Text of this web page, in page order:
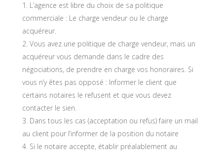
L’agence est libre du choix de sa politique
commerciale : Le charge vendeur ou le charge
acquéreur.
Vous avez une politique de charge vendeur, mais un
acquéreur vous demande dans le cadre des
négociations, de prendre en charge vos honoraires. Si
vous n’y êtes pas opposé : Informer le client que
certains notaires le refusent et que vous devez
contacter le sien.
Dans tous les cas (acceptation ou refus) faire un mail
au client pour l’informer de la position du notaire
Si le notaire accepte, établir préalablement au